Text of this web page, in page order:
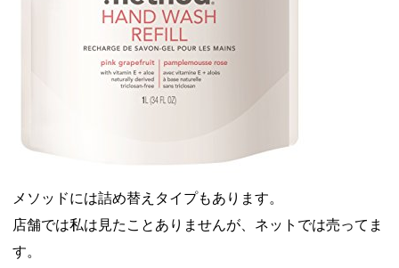
メソッドには詰め替えタイプもあります。
店舗では私は見たことありませんが、ネットでは売ってま
す。